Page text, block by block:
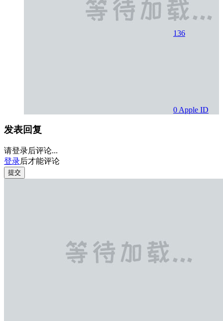
136
0 Apple ID
发表回复
请登录后评论...
登录后才能评论
提交